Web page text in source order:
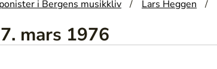
i Bergens musikkliv Lars Heggen
mars 1976